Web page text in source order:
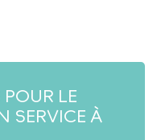
LE
SERVICE À